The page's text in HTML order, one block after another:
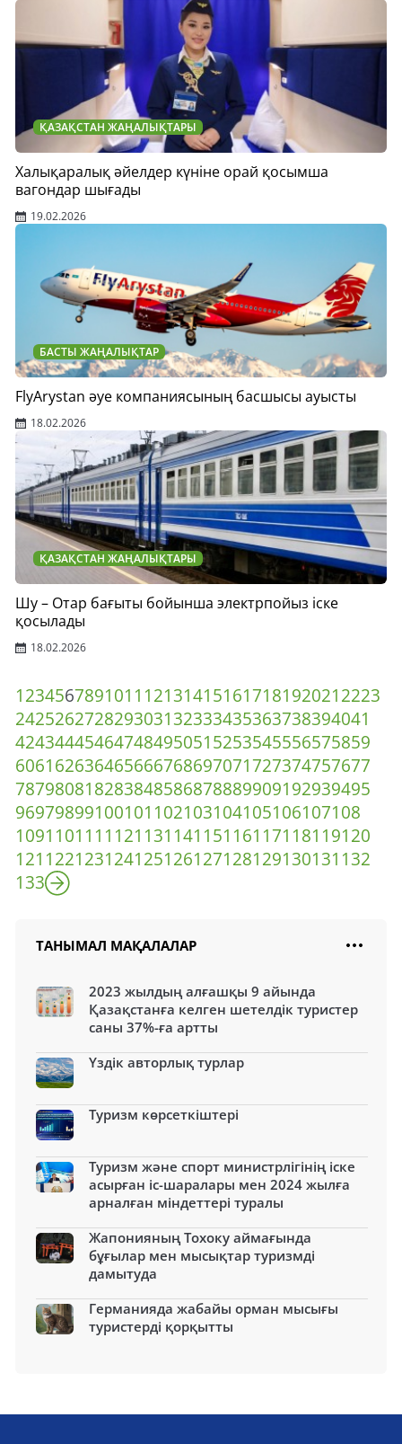
ҚАЗАҚСТАН ЖАҢАЛЫҚТАРЫ
Халықаралық әйелдер күніне орай қосымша
вагондар шығады
19.02.2026
БАСТЫ ЖАҢАЛЫҚТАР
FlyArystan әуе компаниясының басшысы ауысты
18.02.2026
ҚАЗАҚСТАН ЖАҢАЛЫҚТАРЫ
Шу – Отар бағыты бойынша электрпойыз іске
қосылады
18.02.2026
1234567891011 121314151617181920212223
242526272829303132333435363738394041
424344454647484950515253545556575859
606162636465666768697071727374757677
787980818283848586878889909192939495
96979899100101 102103104105106107108
109110111 112113114115116117118119120
121 122123124125126127128129130131 132
133
ТАНЫМАЛ МАҚАЛАЛАР
2023 жылдың алғашқы 9 айында
Қазақстанға келген шетелдік туристер
саны 37%-ға артты
Үздік авторлық турлар
Туризм көрсеткіштері
Туризм және спорт министрлігінің іске
асырған іс-шаралары мен 2024 жылға
арналған міндеттері туралы
Жапонияның Тохоку аймағында
бұғылар мен мысықтар туризмді
дамытуда
Германияда жабайы орман мысығы
туристерді қорқытты